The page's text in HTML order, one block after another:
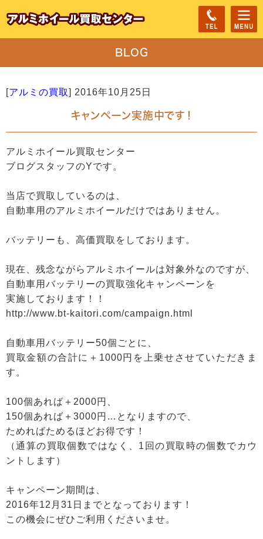
BLOG
[アルミの買取] 2016年10月25日
キャンペーン実施中です！
アルミホイール買取センター
ブログスタッフのYです。
当店で買取しているのは、
自動車用のアルミホイールだけではありません。
バッテリーも、高価買取をしております。
現在、残念ながらアルミホイールは対象外なのですが、
自動車用バッテリーの買取強化キャンペーンを
実施しております！！
http://www.bt-kaitori.com/campaign.html
自動車用バッテリー50個ごとに、
買取金額の合計に＋1000円を上乗せさせていただきま
す。
100個あれば＋2000円、
150個あれば＋3000円…となりますので、
ためればためるほどお得です！
（通算の買取個数ではなく、1回の買取時の個数でカウ
ントします）
キャンペーン期間は、
2016年12月31日までとなっております！
この機会にぜひご利用くださいませ。